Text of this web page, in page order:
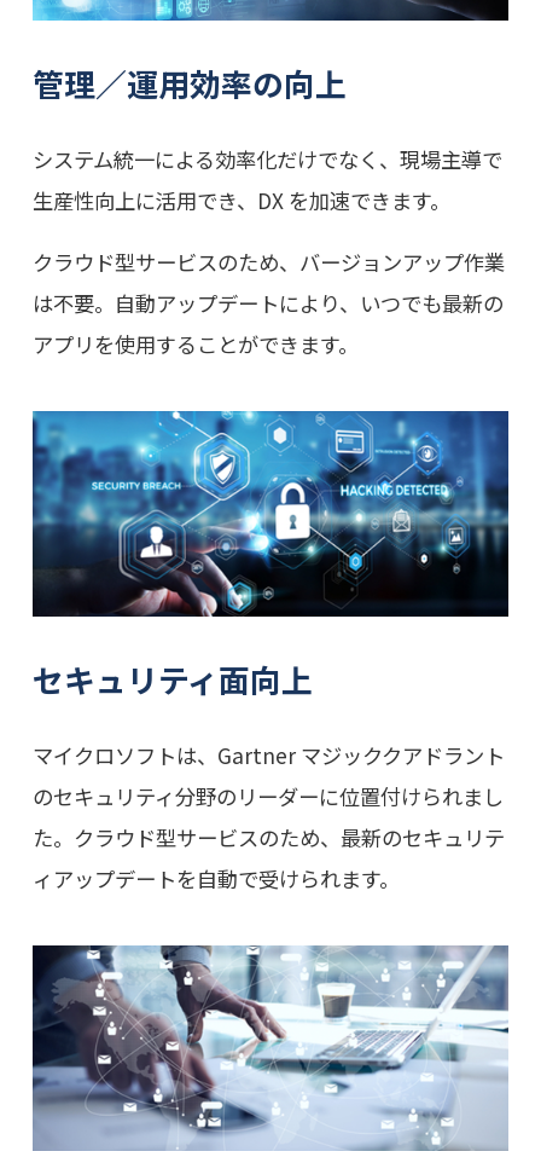
管理／運用効率の向上
システム統一による効率化だけでなく、現場主導で
生産性向上に活用でき、DX を加速できます。
クラウド型サービスのため、バージョンアップ作業
は不要。自動アップデートにより、いつでも最新の
アプリを使用することができます。
セキュリティ面向上
マイクロソフトは、Gartner マジッククアドラント
のセキュリティ分野のリーダーに位置付けられまし
た。クラウド型サービスのため、最新のセキュリテ
ィアップデートを自動で受けられます。